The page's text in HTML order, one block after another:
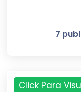
7
Click Para